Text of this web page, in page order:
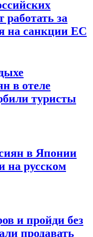
за
на санкции ЕС
в отеле
туристы
в Японии
на русском
и пройди без
продавать